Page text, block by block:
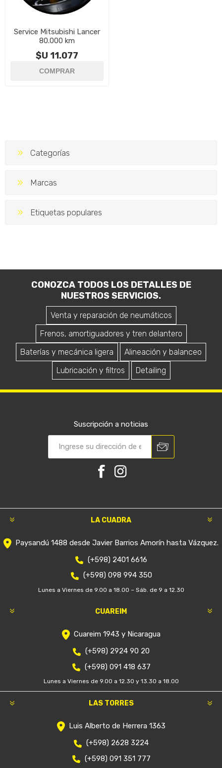
Service Mitsubishi Lancer
80.000 km
$U 11.077
Categorías
Marcas
Etiquetas populares
CONOZCA TODOS LOS DETALLES DE
NUESTROS SERVICIOS.
Venta y reparación de neumáticos
Frenos, amortiguadores y tren delantero
Baterías y mecánica ligera
Alineación y balanceo
Lubricación y filtros
Detailing
Suscripción a noticias
LA CUADRA
Paysandú 1488 desde Javier Barrios Amorín hasta Vázquez.
(+598) 2401 6616
(+598) 098 994 350
Lunes a Viernes de 9.00 a 18.00 – Sáb. de 9 a 12.30
CUAREIM
Cuareim 1943 y Nicaragua
(+598) 2924 90 20
(+598) 091 418 637
Lunes a Viernes de 9.00 a 12.30 y 13.30 a 18.00
LAS TORRES
Luis Alberto de Herrera 1363
(+598) 2628 3224
(+598) 091 351 777